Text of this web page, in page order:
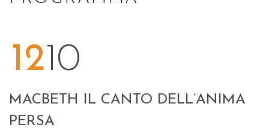
1210
MACBETH IL CANTO DELL’ANIMA
PERSA